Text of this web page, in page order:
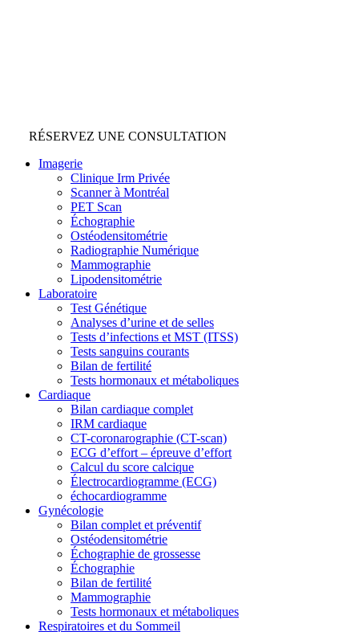
RÉSERVEZ UNE CONSULTATION
Imagerie
Clinique Irm Privée
Scanner à Montréal
PET Scan
Échographie
Ostéodensitométrie
Radiographie Numérique
Mammographie
Lipodensitométrie
Laboratoire
Test Génétique
Analyses d’urine et de selles
Tests d’infections et MST (ITSS)
Tests sanguins courants
Bilan de fertilité
Tests hormonaux et métaboliques
Cardiaque
Bilan cardiaque complet
IRM cardiaque
CT-coronarographie (CT-scan)
ECG d’effort – épreuve d’effort
Calcul du score calcique
Électrocardiogramme (ECG)
échocardiogramme
Gynécologie
Bilan complet et préventif
Ostéodensitométrie
Échographie de grossesse
Échographie
Bilan de fertilité
Mammographie
Tests hormonaux et métaboliques
Respiratoires et du Sommeil